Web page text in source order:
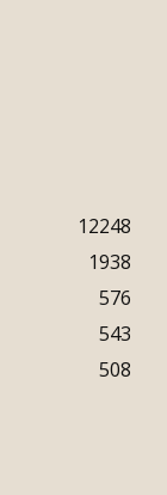
12248
1938
576
543
508